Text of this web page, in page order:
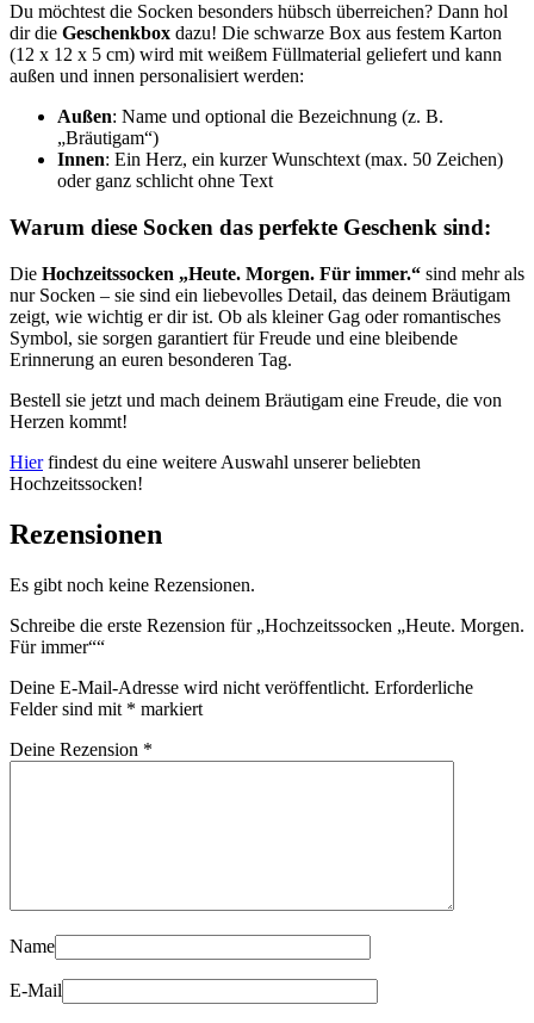
Du möchtest die Socken besonders hübsch überreichen? Dann hol
dir die Geschenkbox dazu! Die schwarze Box aus festem Karton
(12 x 12 x 5 cm) wird mit weißem Füllmaterial geliefert und kann
außen und innen personalisiert werden:
Außen: Name und optional die Bezeichnung (z. B.
„Bräutigam“)
Innen: Ein Herz, ein kurzer Wunschtext (max. 50 Zeichen)
oder ganz schlicht ohne Text
Warum diese Socken das perfekte Geschenk sind:
Die Hochzeitssocken „Heute. Morgen. Für immer.“ sind mehr als
nur Socken – sie sind ein liebevolles Detail, das deinem Bräutigam
zeigt, wie wichtig er dir ist. Ob als kleiner Gag oder romantisches
Symbol, sie sorgen garantiert für Freude und eine bleibende
Erinnerung an euren besonderen Tag.
Bestell sie jetzt und mach deinem Bräutigam eine Freude, die von
Herzen kommt!
Hierfindest du eine weitere Auswahl unserer beliebten
Hochzeitssocken!
Rezensionen
Es gibt noch keine Rezensionen.
Schreibe die erste Rezension für „Hochzeitssocken „Heute. Morgen.
Für immer““
Deine E-Mail-Adresse wird nicht veröffentlicht. Erforderliche
Felder sind mit * markiert
Deine Rezension *
Name
E-Mail